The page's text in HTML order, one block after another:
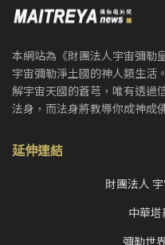
本網站為《財團法人宇宙彌勒
宇宙彌勒淨土國的神人類生活
解宇宙天國的蒼芎，唯有透過
法身，而法身將教導你成神成
延伸連結
財團法人
中華
彌勒世